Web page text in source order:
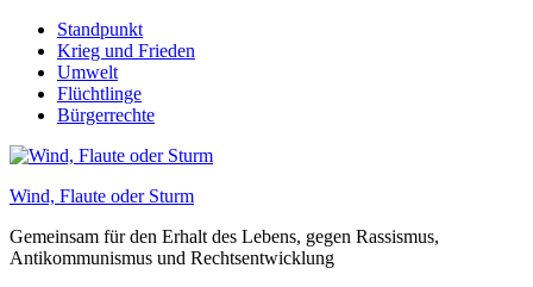
Skip
content
Standpunkt
Krieg und Frieden
Umwelt
Flüchtlinge
Bürgerrechte
Wind, Flaute oder Sturm
Gemeinsam für den Erhalt des Lebens, gegen Rassismus,
Antikommunismus und Rechtsentwicklung